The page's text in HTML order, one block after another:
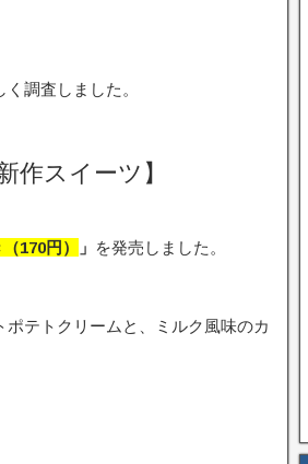
調査しました。
作スイーツ】
170円） 」 を発売しました。
テトクリームと、ミルク風味のカ